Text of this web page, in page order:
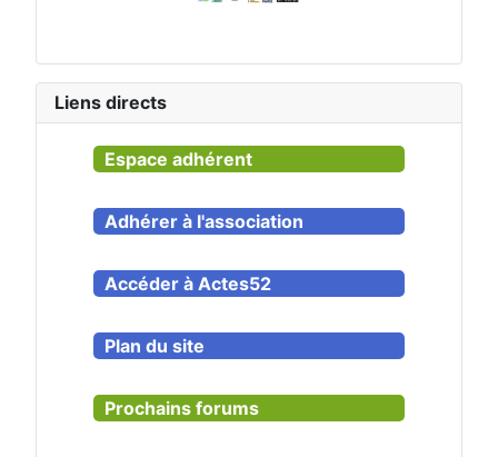
Liens directs
Espace adhérent
Adhérer à l'association
Accéder à Actes52
Plan du site
Prochains forums